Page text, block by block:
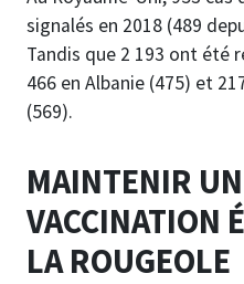
signalés en 2018 (489
Tandis que 2 193 ont été
466 en Albanie (475) et
(569).
MAINTENIR
VACCINATION
LA ROUGEOLE